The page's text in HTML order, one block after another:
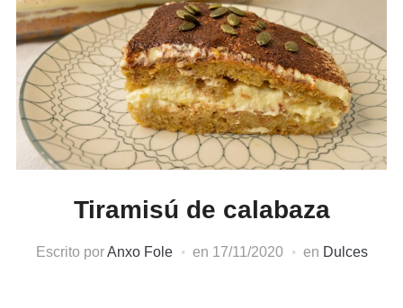
Tiramisú de calabaza
Escrito porAnxo Fole en 17/11/2020 en Dulces